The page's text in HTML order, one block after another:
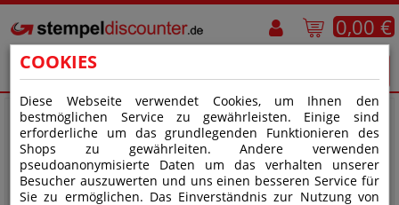
COOKIES
Diese Webseite verwendet Cookies, um Ihnen den
bestmöglichen Service zu gewährleisten. Einige sind
erforderliche um das grundlegenden Funktionieren des
Shops zu gewährleiten. Andere verwenden
pseudoanonymisierte Daten um das verhalten unserer
Besucher auszuwerten und uns einen besseren Service für
Sie zu ermöglichen. Das Einverständnis zur Nutzung von
0,00 €